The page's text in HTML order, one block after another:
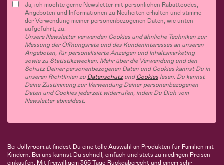
Ja, ich möchte gerne Newsletter mit persönlichen Rabattcodes,
Angeboten und Informationen zu Neuheiten erhalten und stimme
der Verwendung meiner personenbezogenen Daten, wie unten
aufgeführt, zu.
Unsere Newsletter verwenden Cookies und ähnliche Techniken zur
Messung der Öffnungsrate und des Kundeninteresses an unseren
Angeboten, für personalisierte Anzeigen und Inhaltsmarketing
sowie zu Statistikzwecken. Mehr über die Verwendung und den
Schutz Deiner personenbezogenen Daten und Cookies kannst Du in
unseren Richtlinien zu DatenschutzundCookies lesen. Du kannst
Deine Zustimmung zur Verwendung Deiner personenbezogenen
Daten und Cookies jederzeit widerrufen, indem Du Dich vom
Newsletter abmeldest.
Bei Jollyroom.at findest Du eine tolle Auswahl an Produkten für Familien mit
Kindern. Bei uns kannst Du schnell, einfach und stets zu niedrigen Preisen
einkaufen. Mit freiwilligem 365-Tage-Rückgaberecht und einem sehr